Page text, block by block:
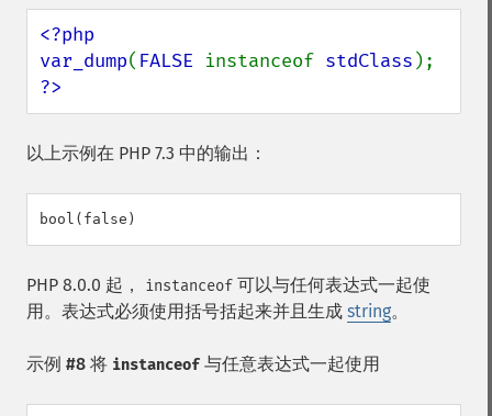
<?php
var_dump( FALSE instanceof stdClass
?>
以上示例在 PHP 7.3 中的输出：
PHP 8.0.0 起， instanceof 可以与任何表达式一起使
用。表达式必须使用括号括起来并且生成 string。
示例 #8 将 instanceof 与任意表达式一起使用